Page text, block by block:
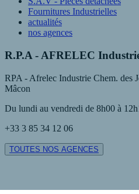
Fournitures Industrielles
actualités
nos agences
R.P.A - AFRELEC
RPA - Afrelec Industrie Chem. des
Mâcon
Du lundi au vendredi de 8h00 à
+33 3 85 34 12 06
TOUTES NOS AGENCES